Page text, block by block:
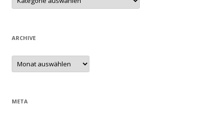
ARCHIVE
Archive
META